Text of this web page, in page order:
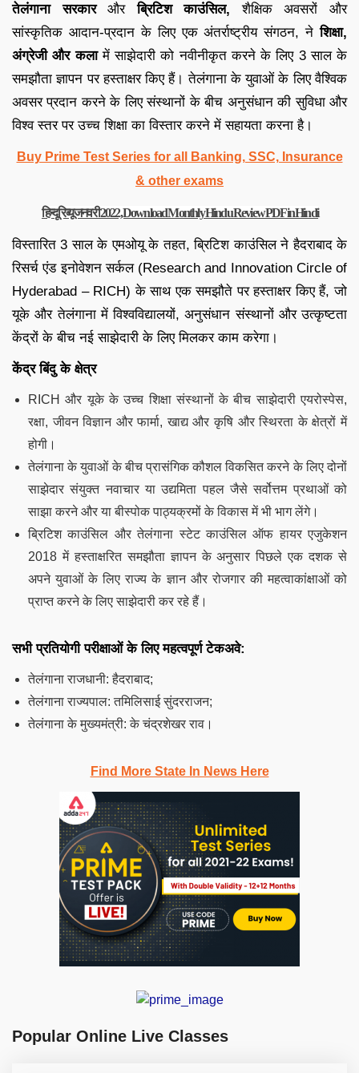
तेलंगाना सरकारऔरब्रिटिश काउंसिल, शैक्षिक अवसरों और
सांस्कृतिक आदान-प्रदान के लिए एक अंतर्राष्ट्रीय संगठन, नेशिक्षा,
अंग्रेजी और कलामें साझेदारी को नवीनीकृत करने के लिए 3 साल के
समझौता ज्ञापन पर हस्ताक्षर किए हैं।तेलंगाना के युवाओं के लिए वैश्विक
अवसर प्रदान करने के लिए संस्थानों के बीच अनुसंधान की सुविधा और
विश्व स्तर पर उच्च शिक्षा का विस्तार करने में सहायता करना है।
Buy Prime Test Series for all Banking, SSC, Insurance
& other exams
हिन्दू रिव्यू जनवरी 2022, Download Monthly Hindu Review PDF in Hindi
विस्तारित 3 साल के एमओयू के तहत, ब्रिटिश काउंसिल ने हैदराबाद के
रिसर्च एंड इनोवेशन सर्कल (Research and Innovation Circle of
Hyderabad – RICH) के साथ एक समझौते पर हस्ताक्षर किए हैं,जो
यूके और तेलंगाना में विश्वविद्यालयों, अनुसंधान संस्थानों और उत्कृष्टता
केंद्रों के बीच नई साझेदारी के लिए मिलकर काम करेगा।
केंद्र बिंदु के क्षेत्र
RICH और यूके के उच्च शिक्षा संस्थानों के बीच साझेदारी एयरोस्पेस,
रक्षा, जीवन विज्ञान और फार्मा, खाद्य और कृषि और स्थिरता के क्षेत्रों में
होगी।
तेलंगाना के युवाओं के बीच प्रासंगिक कौशल विकसित करने के लिए दोनों
साझेदार संयुक्त नवाचार या उद्यमिता पहल जैसे सर्वोत्तम प्रथाओं को
साझा करने और या बीस्पोक पाठ्यक्रमों के विकास में भी भाग लेंगे।
ब्रिटिश काउंसिल और तेलंगाना स्टेट काउंसिल ऑफ हायर एजुकेशन
2018 में हस्ताक्षरित समझौता ज्ञापन के अनुसार पिछले एक दशक से
अपने युवाओं के लिए राज्य के ज्ञान और रोजगार की महत्वाकांक्षाओं को
प्राप्त करने के लिए साझेदारी कर रहे हैं।
सभी प्रतियोगी परीक्षाओं के लिए महत्वपूर्ण टेकअवे:
तेलंगाना राजधानी: हैदराबाद;
तेलंगाना राज्यपाल: तमिलिसाई सुंदरराजन;
तेलंगाना के मुख्यमंत्री: के चंद्रशेखर राव।
Find More State In News Here
Popular Online Live Classes